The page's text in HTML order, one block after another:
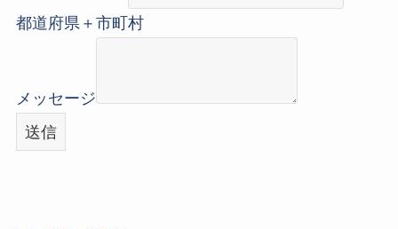
都道府県＋市町村
メッセージ
送信